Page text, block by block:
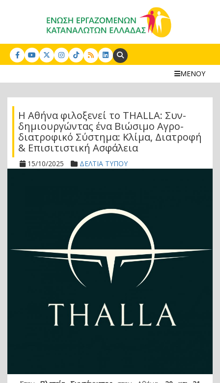
Search:
ΜΕΝΟΥ
Η Αθήνα φιλοξενεί το THALLA: Συν-
δημιουργώντας ένα Βιώσιμο Αγρο-
διατροφικό Σύστημα: Κλίμα, Διατροφή
& Επισιτιστική Ασφάλεια
15/10/2025 ΔΕΛΤΙΑ ΤΥΠΟΥ